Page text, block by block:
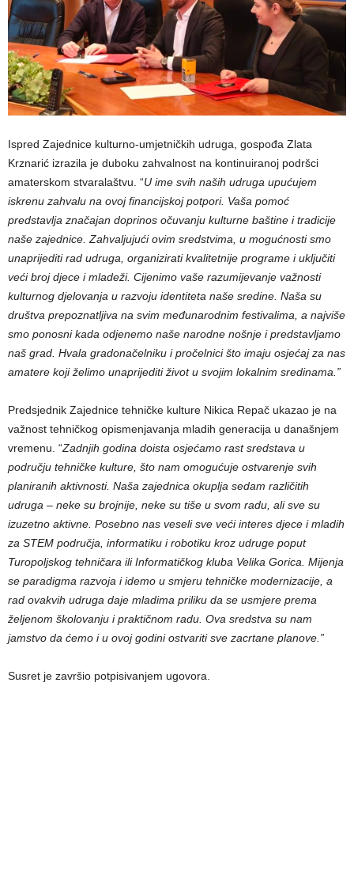
Ispred Zajednice kulturno-umjetničkih udruga, gospođa Zlata
Krznarić izrazila je duboku zahvalnost na kontinuiranoj podršci
amaterskom stvaralaštvu. “U ime svih naših udruga upućujem
iskrenu zahvalu na ovoj financijskoj potpori. Vaša pomoć
predstavlja značajan doprinos očuvanju kulturne baštine i tradicije
naše zajednice. Zahvaljujući ovim sredstvima, u mogućnosti smo
unaprijediti rad udruga, organizirati kvalitetnije programe i uključiti
veći broj djece i mladeži. Cijenimo vaše razumijevanje važnosti
kulturnog djelovanja u razvoju identiteta naše sredine. Naša su
društva prepoznatljiva na svim međunarodnim festivalima, a najviše
smo ponosni kada odjenemo naše narodne nošnje i predstavljamo
naš grad. Hvala gradonačelniku i pročelnici što imaju osjećaj za nas
amatere koji želimo unaprijediti život u svojim lokalnim sredinama.”
Predsjednik Zajednice tehničke kulture Nikica Repač ukazao je na
važnost tehničkog opismenjavanja mladih generacija u današnjem
vremenu. “Zadnjih godina doista osjećamo rast sredstava u
području tehničke kulture, što nam omogućuje ostvarenje svih
planiranih aktivnosti. Naša zajednica okuplja sedam različitih
udruga – neke su brojnije, neke su tiše u svom radu, ali sve su
izuzetno aktivne. Posebno nas veseli sve veći interes djece i mladih
za STEM područja, informatiku i robotiku kroz udruge poput
Turopoljskog tehničara ili Informatičkog kluba Velika Gorica. Mijenja
se paradigma razvoja i idemo u smjeru tehničke modernizacije, a
rad ovakvih udruga daje mladima priliku da se usmjere prema
željenom školovanju i praktičnom radu. Ova sredstva su nam
jamstvo da ćemo i u ovoj godini ostvariti sve zacrtane planove.”
Susret je završio potpisivanjem ugovora.